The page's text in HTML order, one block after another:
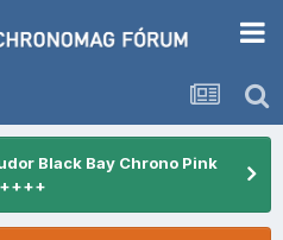
Black Bay Chrono Pink